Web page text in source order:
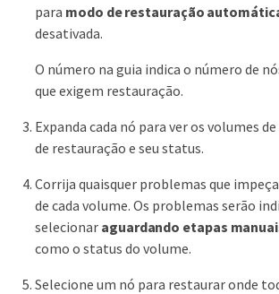
para modo de restauração
desativada.
O número na guia indica o número de
que exigem restauração.
Expanda cada nó para ver os volumes
de restauração e seu status.
Corrija quaisquer problemas que
de cada volume. Os problemas serão
selecionar aguardando etapas
como o status do volume.
Selecione um nó para restaurar onde